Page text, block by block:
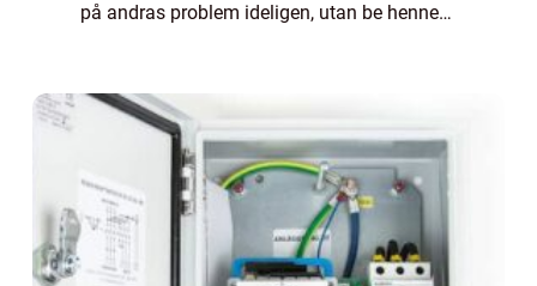
på andras problem ideligen, utan be henne